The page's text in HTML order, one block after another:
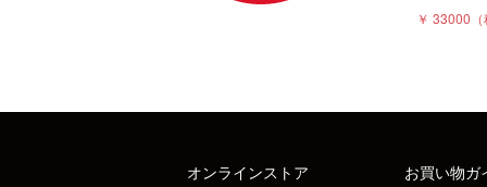
￥ 33000
オンラインストア お買い物ガ